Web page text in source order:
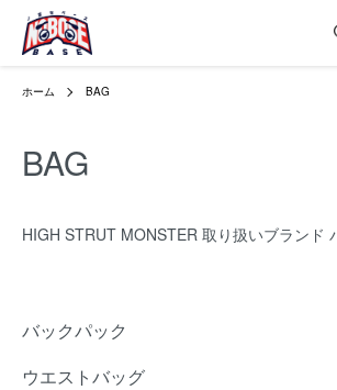
ホーム BAG
BAG
HIGH STRUT MONSTER 取り扱いブランド
グループ一覧
バックパック
ウエストバッグ